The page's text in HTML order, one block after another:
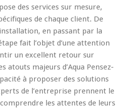
des services sur mesure,
de chaque client. De
en passant par la
fait l’objet d’une attention
un excellent retour sur
atouts majeurs d’Aqua Pensez-
à proposer des solutions
de l’entreprise prennent le
les attentes de leurs